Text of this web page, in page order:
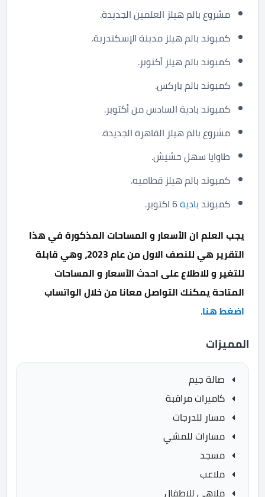
مشروع بالم هيلز العلمين الجديدة.
كمبوند بالم هيلز مدينة الإسكندرية.
كمبوند بالم هيلز أكتوبر.
كمبوند بالم باركس.
كمبوند بادية السادس من أكتوبر.
مشروع بالم هيلز القاهرة الجديدة.
طاوايا سهل حشيش.
كمبوند بالم هيلز قطاميه.
كمبوندبادية
يجب العلم ان الأسعار و المساحات المذكورة في هذا
التقرير هي للنصف الاول من عام 2023، وهي قابلة
للتغير و للاطلاع على احدث الأسعار و المساحات
المتاحة يمكنك التواصل معانا من خلال الواتساب
اضغط هنا.
المميزات
صالة جيم
كاميرات مراقبة
مسار للدرجات
مسارات للمشي
مسجد
ملاعب
ملاهي للاطفال